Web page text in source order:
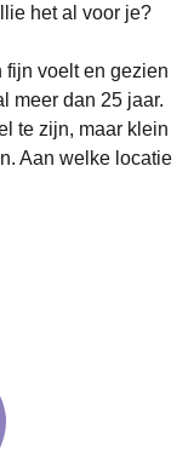
het al voor je?
fijn voelt en gezien
meer dan 25 jaar.
te zijn, maar klein
Aan welke locatie